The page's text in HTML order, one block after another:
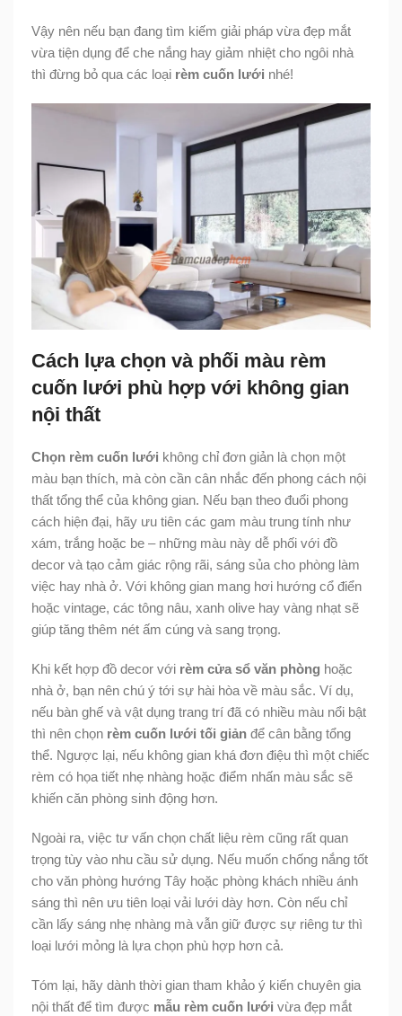
Vậy nên nếu bạn đang tìm kiếm giải pháp vừa đẹp mắt
vừa tiện dụng để che nắng hay giảm nhiệt cho ngôi nhà
thì đừng bỏ qua các loại rèm cuốn lưới nhé!
Cách lựa chọn và phối màu rèm
cuốn lưới phù hợp với không gian
nội thất
Chọn rèm cuốn lưới không chỉ đơn giản là chọn một
màu bạn thích, mà còn cần cân nhắc đến phong cách nội
thất tổng thể của không gian. Nếu bạn theo đuổi phong
cách hiện đại, hãy ưu tiên các gam màu trung tính như
xám, trắng hoặc be – những màu này dễ phối với đồ
decor và tạo cảm giác rộng rãi, sáng sủa cho phòng làm
việc hay nhà ở. Với không gian mang hơi hướng cổ điển
hoặc vintage, các tông nâu, xanh olive hay vàng nhạt sẽ
giúp tăng thêm nét ấm cúng và sang trọng.
Khi kết hợp đồ decor với rèm cửa sổ văn phòng hoặc
nhà ở, bạn nên chú ý tới sự hài hòa về màu sắc. Ví dụ,
nếu bàn ghế và vật dụng trang trí đã có nhiều màu nổi bật
thì nên chọn rèm cuốn lưới tối giản để cân bằng tổng
thể. Ngược lại, nếu không gian khá đơn điệu thì một chiếc
rèm có họa tiết nhẹ nhàng hoặc điểm nhấn màu sắc sẽ
khiến căn phòng sinh động hơn.
Ngoài ra, việc tư vấn chọn chất liệu rèm cũng rất quan
trọng tùy vào nhu cầu sử dụng. Nếu muốn chống nắng tốt
cho văn phòng hướng Tây hoặc phòng khách nhiều ánh
sáng thì nên ưu tiên loại vải lưới dày hơn. Còn nếu chỉ
cần lấy sáng nhẹ nhàng mà vẫn giữ được sự riêng tư thì
loại lưới mỏng là lựa chọn phù hợp hơn cả.
Tóm lại, hãy dành thời gian tham khảo ý kiến chuyên gia
nội thất để tìm được mẫu rèm cuốn lưới vừa đẹp mắt